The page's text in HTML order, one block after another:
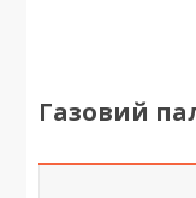
Газовий